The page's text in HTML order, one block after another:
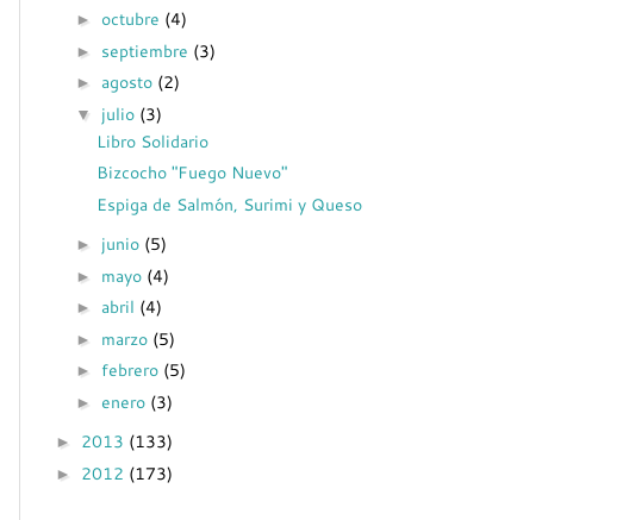
► octubre (4)
► septiembre (3)
► agosto (2)
▼ julio (3)
Libro Solidario
Bizcocho "Fuego Nuevo"
Espiga de Salmón, Surimi y Queso
► junio (5)
► mayo (4)
► abril (4)
► marzo (5)
► febrero (5)
► enero (3)
► 2013 (133)
► 2012 (173)